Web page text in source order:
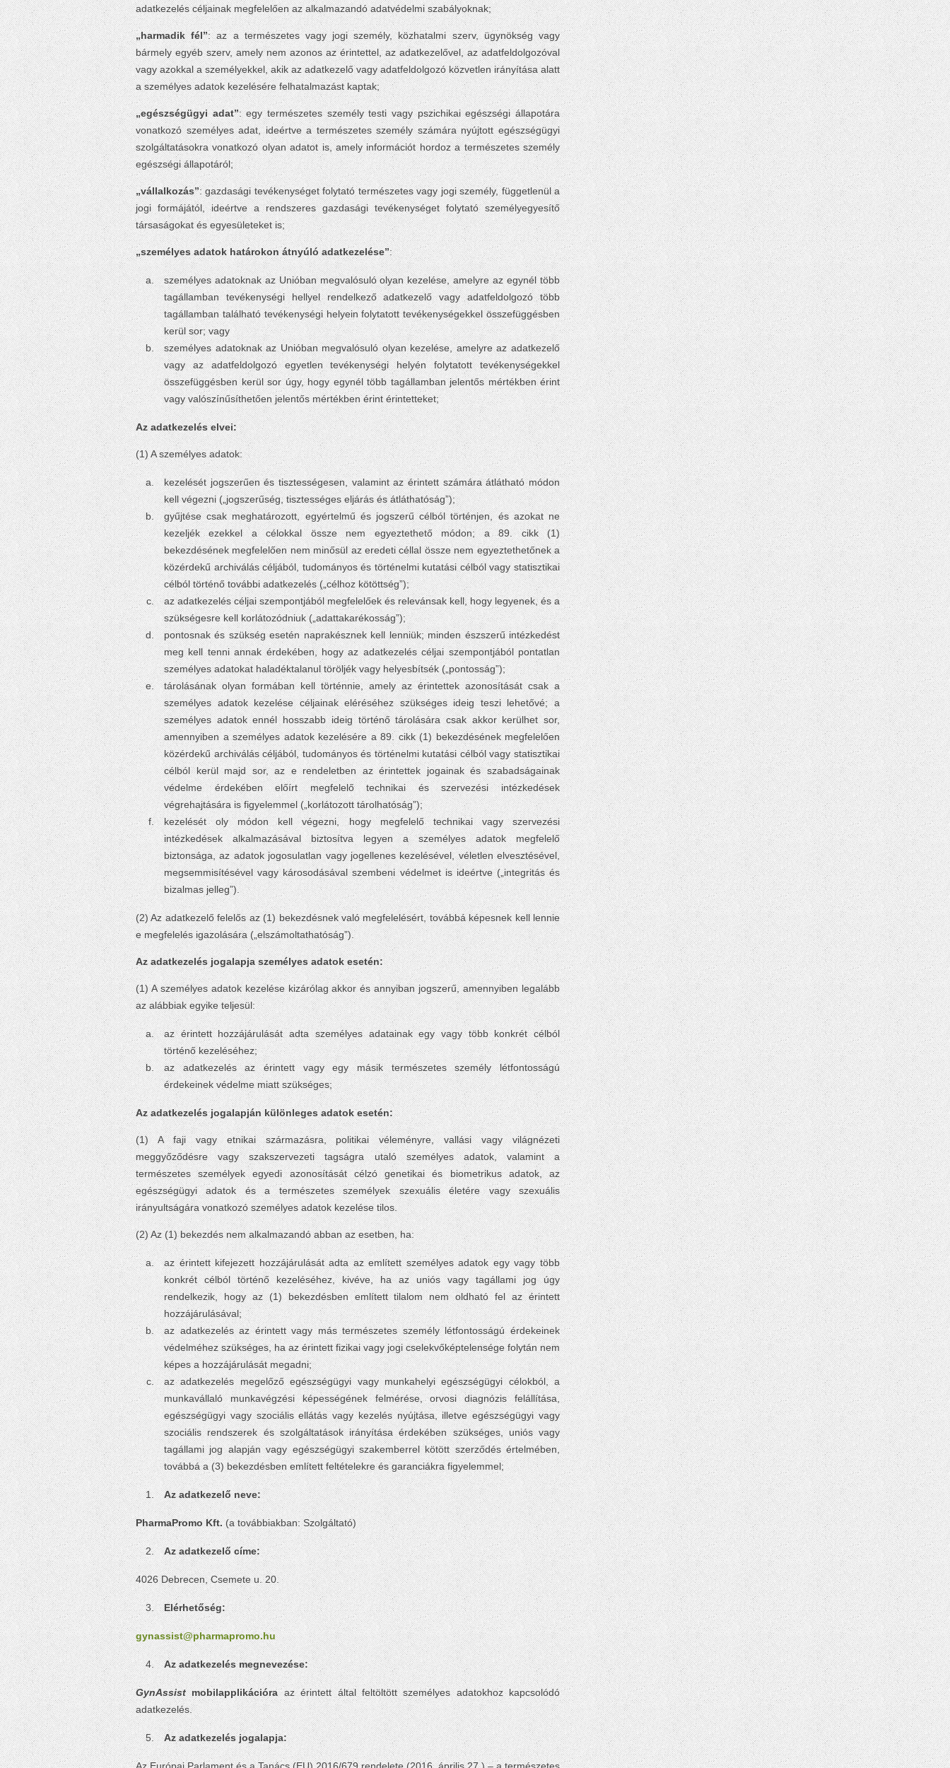
adatkezelés céljainak megfelelően az alkalmazandó adatvédelmi szabályoknak;
„harmadik fél”: az a természetes vagy jogi személy, közhatalmi szerv, ügynökség vagy
bármely egyéb szerv, amely nem azonos az érintettel, az adatkezelővel, az adatfeldolgozóval
vagy azokkal a személyekkel, akik az adatkezelő vagy adatfeldolgozó közvetlen irányítása alatt
a személyes adatok kezelésére felhatalmazást kaptak;
„egészségügyi adat”: egy természetes személy testi vagy pszichikai egészségi állapotára
vonatkozó személyes adat, ideértve a természetes személy számára nyújtott egészségügyi
szolgáltatásokra vonatkozó olyan adatot is, amely információt hordoz a természetes személy
egészségi állapotáról;
„vállalkozás”: gazdasági tevékenységet folytató természetes vagy jogi személy, függetlenül a
jogi formájától, ideértve a rendszeres gazdasági tevékenységet folytató személyegyesítő
társaságokat és egyesületeket is;
„személyes adatok határokon átnyúló adatkezelése”:
személyes adatoknak az Unióban megvalósuló olyan kezelése, amelyre az egynél több
tagállamban tevékenységi hellyel rendelkező adatkezelő vagy adatfeldolgozó több
tagállamban található tevékenységi helyein folytatott tevékenységekkel összefüggésben
kerül sor; vagy
személyes adatoknak az Unióban megvalósuló olyan kezelése, amelyre az adatkezelő
vagy az adatfeldolgozó egyetlen tevékenységi helyén folytatott tevékenységekkel
összefüggésben kerül sor úgy, hogy egynél több tagállamban jelentős mértékben érint
vagy valószínűsíthetően jelentős mértékben érint érintetteket;
Az adatkezelés elvei:
(1) A személyes adatok:
kezelését jogszerűen és tisztességesen, valamint az érintett számára átlátható módon
kell végezni („jogszerűség, tisztességes eljárás és átláthatóság”);
gyűjtése csak meghatározott, egyértelmű és jogszerű célból történjen, és azokat ne
kezeljék ezekkel a célokkal össze nem egyeztethető módon; a 89. cikk (1)
bekezdésének megfelelően nem minősül az eredeti céllal össze nem egyeztethetőnek a
közérdekű archiválás céljából, tudományos és történelmi kutatási célból vagy statisztikai
célból történő további adatkezelés („célhoz kötöttség”);
az adatkezelés céljai szempontjából megfelelőek és relevánsak kell, hogy legyenek, és a
szükségesre kell korlátozódniuk („adattakarékosság”);
pontosnak és szükség esetén naprakésznek kell lenniük; minden észszerű intézkedést
meg kell tenni annak érdekében, hogy az adatkezelés céljai szempontjából pontatlan
személyes adatokat haladéktalanul töröljék vagy helyesbítsék („pontosság”);
tárolásának olyan formában kell történnie, amely az érintettek azonosítását csak a
személyes adatok kezelése céljainak eléréséhez szükséges ideig teszi lehetővé; a
személyes adatok ennél hosszabb ideig történő tárolására csak akkor kerülhet sor,
amennyiben a személyes adatok kezelésére a 89. cikk (1) bekezdésének megfelelően
közérdekű archiválás céljából, tudományos és történelmi kutatási célból vagy statisztikai
célból kerül majd sor, az e rendeletben az érintettek jogainak és szabadságainak
védelme érdekében előírt megfelelő technikai és szervezési intézkedések
végrehajtására is figyelemmel („korlátozott tárolhatóság”);
kezelését oly módon kell végezni, hogy megfelelő technikai vagy szervezési
intézkedések alkalmazásával biztosítva legyen a személyes adatok megfelelő
biztonsága, az adatok jogosulatlan vagy jogellenes kezelésével, véletlen elvesztésével,
megsemmisítésével vagy károsodásával szembeni védelmet is ideértve („integritás és
bizalmas jelleg”).
(2) Az adatkezelő felelős az (1) bekezdésnek való megfelelésért, továbbá képesnek kell lennie
e megfelelés igazolására („elszámoltathatóság”).
Az adatkezelés jogalapja személyes adatok esetén:
(1) A személyes adatok kezelése kizárólag akkor és annyiban jogszerű, amennyiben legalább
az alábbiak egyike teljesül:
az érintett hozzájárulását adta személyes adatainak egy vagy több konkrét célból
történő kezeléséhez;
az adatkezelés az érintett vagy egy másik természetes személy létfontosságú
érdekeinek védelme miatt szükséges;
Az adatkezelés jogalapján különleges adatok esetén:
(1) A faji vagy etnikai származásra, politikai véleményre, vallási vagy világnézeti
meggyőződésre vagy szakszervezeti tagságra utaló személyes adatok, valamint a
természetes személyek egyedi azonosítását célzó genetikai és biometrikus adatok, az
egészségügyi adatok és a természetes személyek szexuális életére vagy szexuális
irányultságára vonatkozó személyes adatok kezelése tilos.
(2) Az (1) bekezdés nem alkalmazandó abban az esetben, ha:
az érintett kifejezett hozzájárulását adta az említett személyes adatok egy vagy több
konkrét célból történő kezeléséhez, kivéve, ha az uniós vagy tagállami jog úgy
rendelkezik, hogy az (1) bekezdésben említett tilalom nem oldható fel az érintett
hozzájárulásával;
az adatkezelés az érintett vagy más természetes személy létfontosságú érdekeinek
védelméhez szükséges, ha az érintett fizikai vagy jogi cselekvőképtelensége folytán nem
képes a hozzájárulását megadni;
az adatkezelés megelőző egészségügyi vagy munkahelyi egészségügyi célokból, a
munkavállaló munkavégzési képességének felmérése, orvosi diagnózis felállítása,
egészségügyi vagy szociális ellátás vagy kezelés nyújtása, illetve egészségügyi vagy
szociális rendszerek és szolgáltatások irányítása érdekében szükséges, uniós vagy
tagállami jog alapján vagy egészségügyi szakemberrel kötött szerződés értelmében,
továbbá a (3) bekezdésben említett feltételekre és garanciákra figyelemmel;
Az adatkezelő neve:
PharmaPromo Kft.(a továbbiakban: Szolgáltató)
Az adatkezelő címe:
4026 Debrecen, Csemete u. 20.
Elérhetőség:
gynassist@pharmapromo.hu
Az adatkezelés megnevezése:
GynAssistmobilapplikációraaz érintett által feltöltött személyes adatokhoz kapcsolódó
adatkezelés.
Az adatkezelés jogalapja: